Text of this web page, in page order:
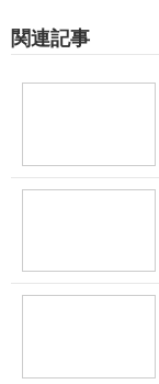
関連記事